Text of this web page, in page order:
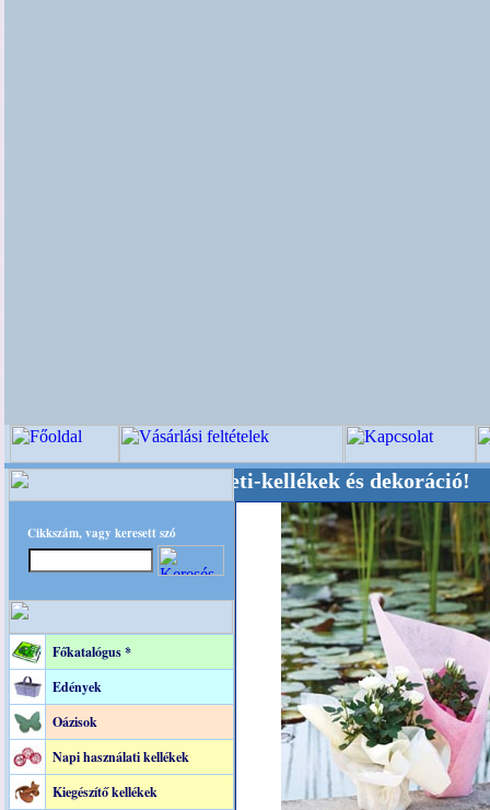
Cikkszám, vagy keresett szó
Főkatalógus *
Edények
Oázisok
Napi használati kellékek
Kiegészítő kellékek
, Kegyeleti-kellékek és dekoráció!